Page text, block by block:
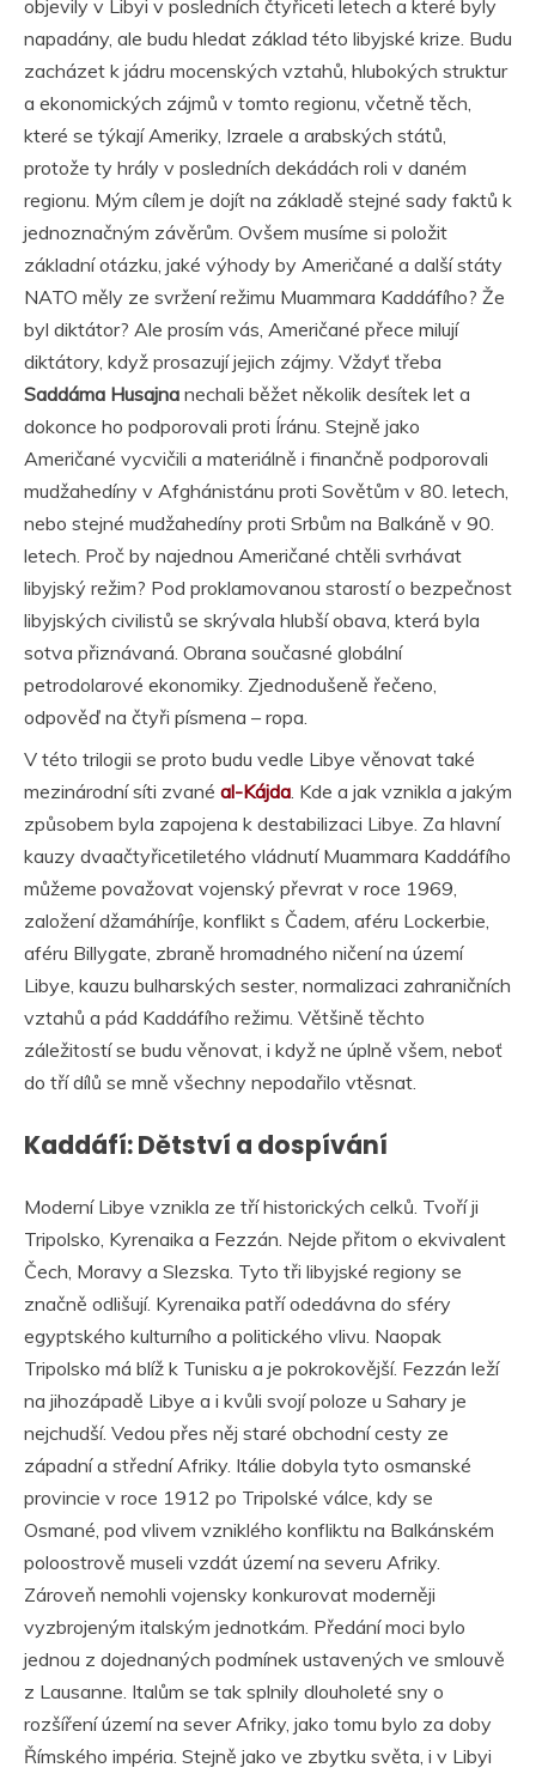
objevily v Libyi v posledních čtyřiceti letech a které byly
napadány, ale budu hledat základ této libyjské krize. Budu
zacházet k jádru mocenských vztahů, hlubokých struktur
a ekonomických zájmů v tomto regionu, včetně těch,
které se týkají Ameriky, Izraele a arabských států,
protože ty hrály v posledních dekádách roli v daném
regionu. Mým cílem je dojít na základě stejné sady faktů k
jednoznačným závěrům. Ovšem musíme si položit
základní otázku, jaké výhody by Američané a další státy
NATO měly ze svržení režimu Muammara Kaddáfího? Že
byl diktátor? Ale prosím vás, Američané přece milují
diktátory, když prosazují jejich zájmy. Vždyť třeba
Saddáma Husajna nechali běžet několik desítek let a
dokonce ho podporovali proti Íránu. Stejně jako
Američané vycvičili a materiálně i finančně podporovali
mudžahedíny v Afghánistánu proti Sovětům v 80. letech,
nebo stejné mudžahedíny proti Srbům na Balkáně v 90.
letech. Proč by najednou Američané chtěli svrhávat
libyjský režim? Pod proklamovanou starostí o bezpečnost
libyjských civilistů se skrývala hlubší obava, která byla
sotva přiznávaná. Obrana současné globální
petrodolarové ekonomiky. Zjednodušeně řečeno,
odpověď na čtyři písmena – ropa.
V této trilogii se proto budu vedle Libye věnovat také
mezinárodní síti zvané al-Kájda . Kde a jak vznikla a jakým
způsobem byla zapojena k destabilizaci Libye. Za hlavní
kauzy dvaačtyřicetiletého vládnutí Muammara Kaddáfího
můžeme považovat vojenský převrat v roce 1969,
založení džamáhíríje, konflikt s Čadem, aféru Lockerbie,
aféru Billygate, zbraně hromadného ničení na území
Libye, kauzu bulharských sester, normalizaci zahraničních
vztahů a pád Kaddáfího režimu. Většině těchto
záležitostí se budu věnovat, i když ne úplně všem, neboť
do tří dílů se mně všechny nepodařilo vtěsnat.
Kaddáfí: Dětství a dospívání
Moderní Libye vznikla ze tří historických celků. Tvoří ji
Tripolsko, Kyrenaika a Fezzán. Nejde přitom o ekvivalent
Čech, Moravy a Slezska. Tyto tři libyjské regiony se
značně odlišují. Kyrenaika patří odedávna do sféry
egyptského kulturního a politického vlivu. Naopak
Tripolsko má blíž k Tunisku a je pokrokovější. Fezzán leží
na jihozápadě Libye a i kvůli svojí poloze u Sahary je
nejchudší. Vedou přes něj staré obchodní cesty ze
západní a střední Afriky. Itálie dobyla tyto osmanské
provincie v roce 1912 po Tripolské válce, kdy se
Osmané, pod vlivem vzniklého konfliktu na Balkánském
poloostrově museli vzdát území na severu Afriky.
Zároveň nemohli vojensky konkurovat moderněji
vyzbrojeným italským jednotkám. Předání moci bylo
jednou z dojednaných podmínek ustavených ve smlouvě
z Lausanne. Italům se tak splnily dlouholeté sny o
rozšíření území na sever Afriky, jako tomu bylo za doby
Římského impéria. Stejně jako ve zbytku světa, i v Libyi